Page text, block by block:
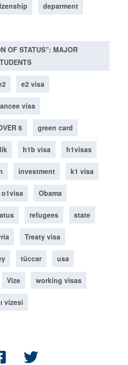
deparment
OF STATUS”: MAJOR
e2 visa
visa
6 green card
h1b visa h1visas
investment k1 visa
o1visa Obama
refugees state
Treaty visa
tüccar usa
Vize working visas
vizesi